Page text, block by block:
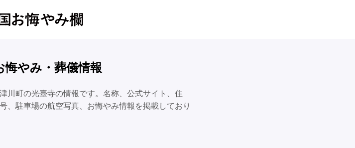
悔やみ・葬儀情報
川町の光臺寺の情報です。名称、公式サイト、住
、駐車場の航空写真、お悔やみ情報を掲載しており